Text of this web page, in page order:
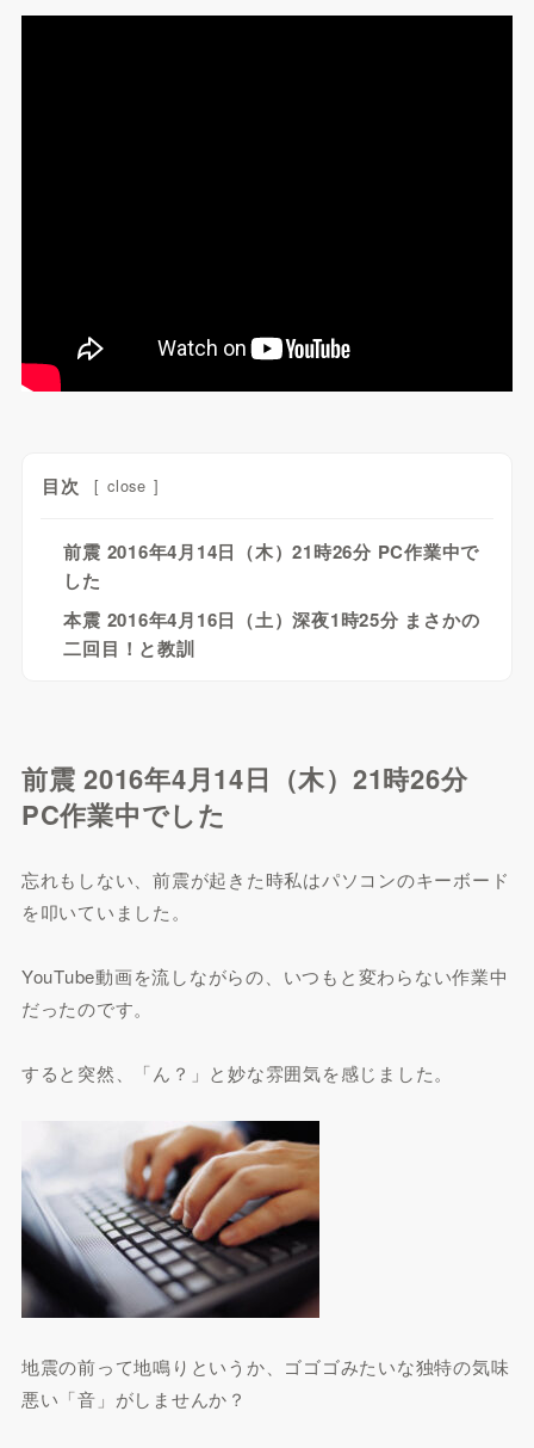
目次 [ close ]
前震 2016年4月14日（木）21時26分 PC作業中で
した
本震 2016年4月16日（土）深夜1時25分 まさかの
二回目！と教訓
前震 2016年4月14日（木）21時26分
PC作業中でした
忘れもしない、前震が起きた時私はパソコンのキーボード
を叩いていました。
YouTube動画を流しながらの、いつもと変わらない作業中
だったのです。
すると突然、「ん？」と妙な雰囲気を感じました。
地震の前って地鳴りというか、ゴゴゴみたいな独特の気味
悪い「音」がしませんか？